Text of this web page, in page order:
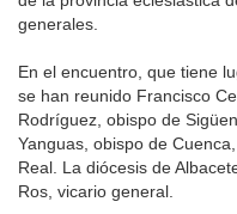
generales.
En el encuentro, que tiene
se han reunido Francisco
Rodríguez, obispo de
Yanguas, obispo de
Real. La diócesis de
Ros, vicario general.